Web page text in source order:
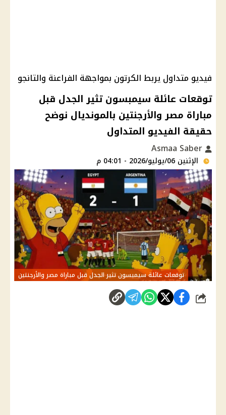
فيديو متداول يربط الكرتون بمواجهة الفراعنة والتانجو
توقعات عائلة سيمبسون تثير الجدل قبل
مباراة مصر والأرجنتين بالمونديال نوضح
حقيقة الفيديو المتداول
الإثنين 06/يوليو/2026 - 04:01 م
توقعات عائلة سيمبسون تثير الجدل قبل مباراة مصر والأرجنتين
شارك